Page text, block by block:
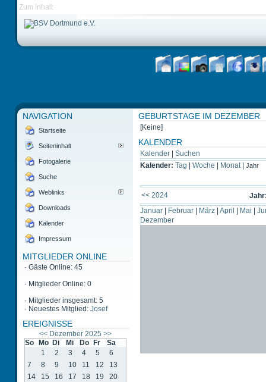
Zum Inhalt
NAVIGATION
Startseite
Seiteninhalt
Fotogalerie
Suche
Weblinks
Downloads
Kalender
Impressum
MITGLIEDER ONLINE
· Gäste Online: 45
· Mitglieder Online: 0
· Mitglieder insgesamt: 5
· Neuestes Mitglied:Josef
EREIGNISSE
<< Dezember 2025 >>
So
Mo Di Mi Do Fr
Sa
1
2 3 4 5
6
7
8 9 10 11 12
13
14
15 16 17 18 19
20
GEBURTSTAGE IM DEZEMBER
[Keine]
KALENDER
Kalender |Suchen
Kalender: Tag |Woche Monat|Jahr
<< 2024
Januar
Februar März |April Mai |
Dezember